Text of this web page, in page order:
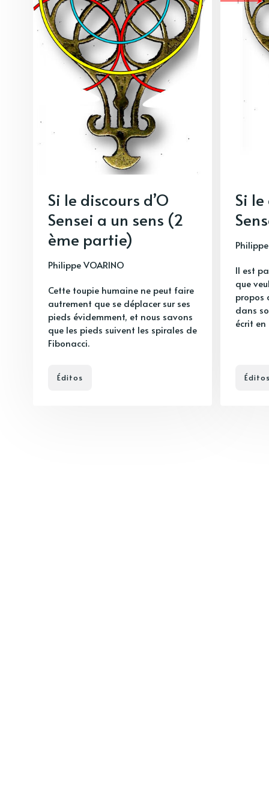
Si le discours d’O
Sensei a un sens (2
ème partie)
Philippe VOARINO
Cette toupie humaine ne peut faire
autrement que se déplacer sur ses
pieds évidemment, et nous savons
que les pieds suivent les spirales de
Fibonacci.
Éditos
Si le
Il est
que
propos
dans
écrit en